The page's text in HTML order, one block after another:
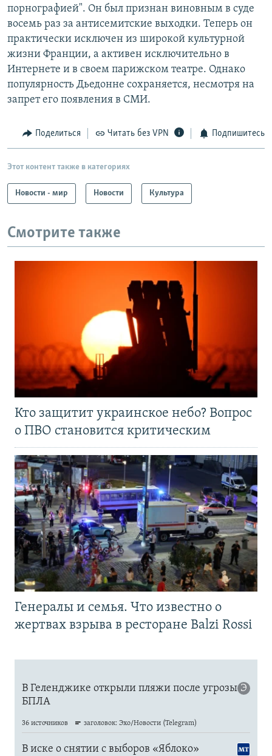
порнографией". Он был признан виновным в суде
восемь раз за антисемитские выходки. Теперь он
практически исключен из широкой культурной
жизни Франции, а активен исключительно в
Интернете и в своем парижском театре. Однако
популярность Дьедонне сохраняется, несмотря на
запрет его появления в СМИ.
Поделиться Читать без VPN Подпишитесь
Этот контент также в категориях
Новости - мир Новости Культура
Смотрите также
Кто защитит украинское небо? Вопрос
о ПВО становится критическим
Генералы и семья. Что известно о
жертвах взрыва в ресторане Balzi Rossi